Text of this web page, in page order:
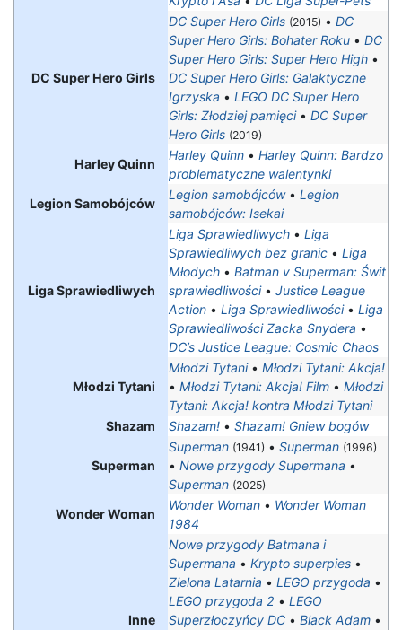
DC Super Hero Girls
DC Super Hero Girls (2015) • DC
Super Hero Girls: Bohater Roku • DC
Super Hero Girls: Super Hero High •
DC Super Hero Girls: Galaktyczne
Igrzyska • LEGO DC Super Hero
Girls: Złodziej pamięci• DC Super
Hero Girls (2019)
Harley Quinn
Harley Quinn • Harley Quinn: Bardzo
problematyczne walentynki
Legion Samobójców
Legion samobójców• Legion
samobójców: Isekai
Liga Sprawiedliwych
Liga Sprawiedliwych • Liga
Sprawiedliwych bez granic • Liga
Młodych • Batman v Superman: Świt
sprawiedliwości• Justice League
Action • Liga Sprawiedliwości• Liga
Sprawiedliwości Zacka Snydera •
DC’s Justice League: Cosmic Chaos
Młodzi Tytani
Młodzi Tytani• Młodzi Tytani: Akcja!
• Młodzi Tytani: Akcja! Film • Młodzi
Tytani: Akcja! kontra Młodzi Tytani
Shazam
Shazam! • Shazam! Gniew bogów
Superman
Superman (1941) • Superman (1996)
• Nowe przygody Supermana •
Superman (2025)
Wonder Woman
Wonder Woman • Wonder Woman
1984
Inne
Nowe przygody Batmana i
Supermana • Krypto superpies •
Zielona Latarnia • LEGO przygoda •
LEGO przygoda 2 • LEGO
Superzłoczyńcy DC • Black Adam •